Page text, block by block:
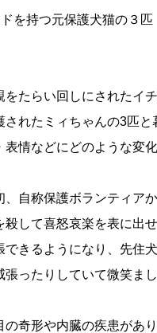
を持つ元保護犬猫の３
たらい回しにされたイ
されたミィちゃんの3匹
表情などにどのような変
、自称保護ボランティア
殺して喜怒哀楽を表に出
きるようになり、先住
ったりしていて微笑まし
奇形や内臓の疾患があ